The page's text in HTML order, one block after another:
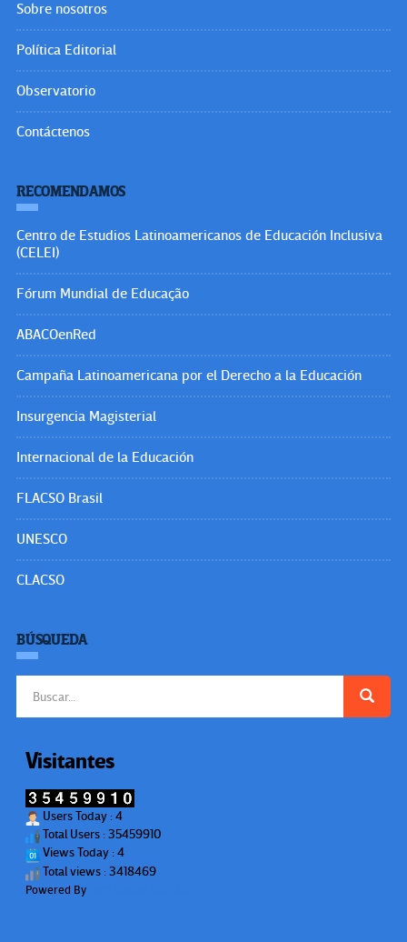
Sobre nosotros
Política Editorial
Observatorio
Contáctenos
RECOMENDAMOS
Centro de Estudios Latinoamericanos de Educación Inclusiva
(CELEI)
Fórum Mundial de Educação
ABACOenRed
Campaña Latinoamericana por el Derecho a la Educación
Insurgencia Magisterial
Internacional de la Educación
FLACSO Brasil
UNESCO
CLACSO
BÚSQUEDA
Visitantes
Users Today : 4
Total Users : 35459910
Views Today : 4
Total views : 3418469
Powered By